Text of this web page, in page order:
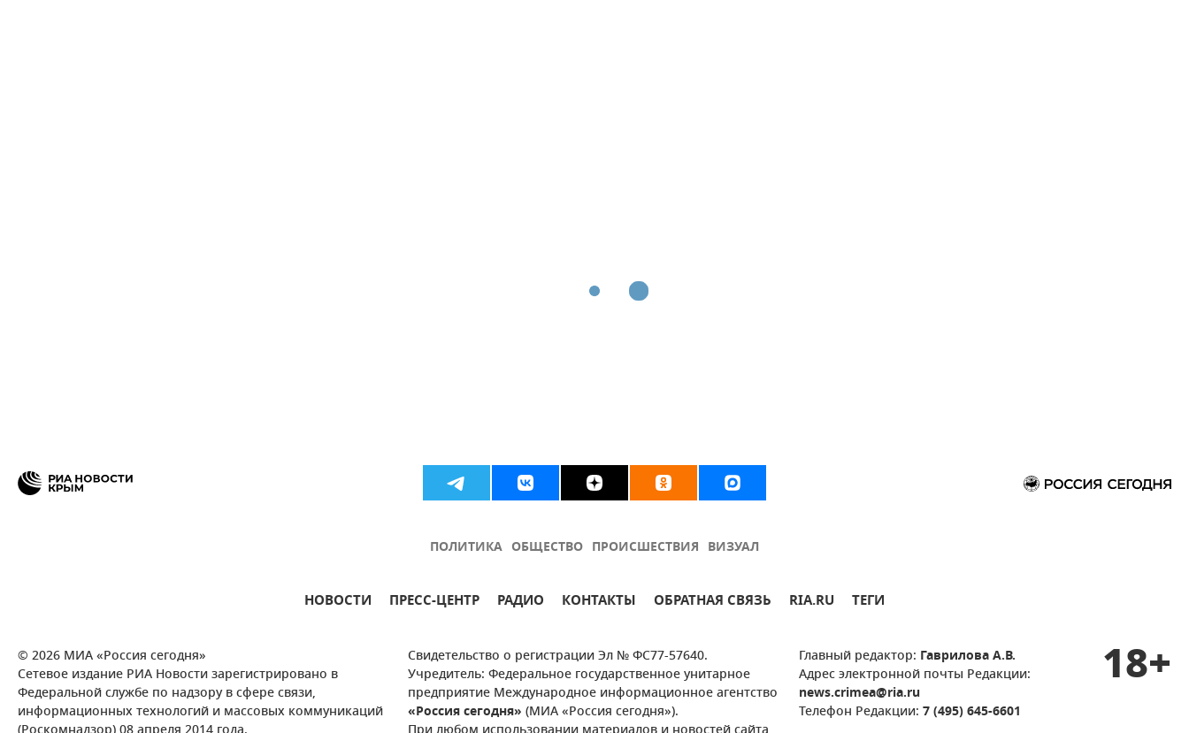
ПОЛИТИКА ОБЩЕСТВО ПРОИСШЕСТВИЯ ВИЗУАЛ
НОВОСТИ ПРЕСС-ЦЕНТР РАДИО КОНТАКТЫ ОБРАТНАЯ СВЯЗЬ RIA.RU ТЕГИ
© 2026 МИА «Россия сегодня»
Сетевое издание РИА Новости зарегистрировано в
Федеральной службе по надзору в сфере связи,
информационных технологий и массовых коммуникаций
Свидетельство о регистрации Эл № ФС77-57640.
Учредитель: Федеральное государственное унитарное
предприятие Международное информационное агентство
«Россия сегодня» (МИА «Россия сегодня»).
Главный редактор: Гаврилова А.В.
Адрес электронной почты Редакции:
news.crimea@ria.ru
Телефон Редакции: 7 (495) 645-6601
18+